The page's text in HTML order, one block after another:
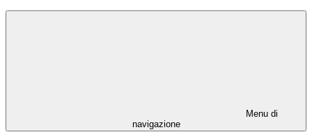
Menu di
navigazione